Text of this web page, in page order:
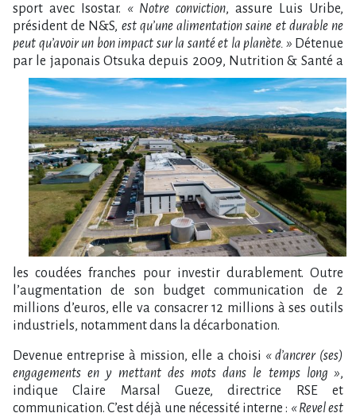
sport avec Isostar. « Notre conviction, assure Luis Uribe,
président de N&S, est qu’une alimentation saine et durable ne
peut qu’avoir un bon impact sur la santé et la planète. » Détenue
par le japonais Otsuka depuis 2009, Nutrition & Santé a
les coudées franches pour investir durablement. Outre
l’augmentation de son budget communication de 2
millions d’euros, elle va consacrer 12 millions à ses outils
industriels, notamment dans la décarbonation.
Devenue entreprise à mission, elle a choisi « d’ancrer (ses)
engagements en y mettant des mots dans le temps long »,
indique Claire Marsal Gueze, directrice RSE et
communication. C’est déjà une nécessité interne : « Revel est